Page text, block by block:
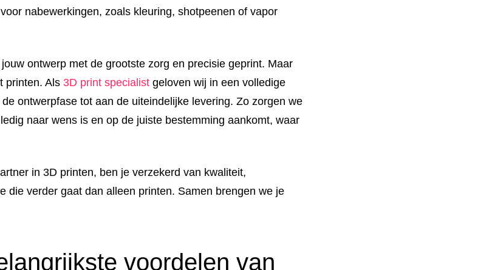
nabewerkingen, zoals kleuring, shotpeenen of vapor
ontwerp met de grootste zorg en precisie geprint. Maar
printen. Als 3D print specialist geloven wij in een volledige
ontwerpfase tot aan de uiteindelijke levering. Zo zorgen we
naar wens is en op de juiste bestemming aankomt, waar
in 3D printen, ben je verzekerd van kwaliteit,
die verder gaat dan alleen printen. Samen brengen we je
voordelen van